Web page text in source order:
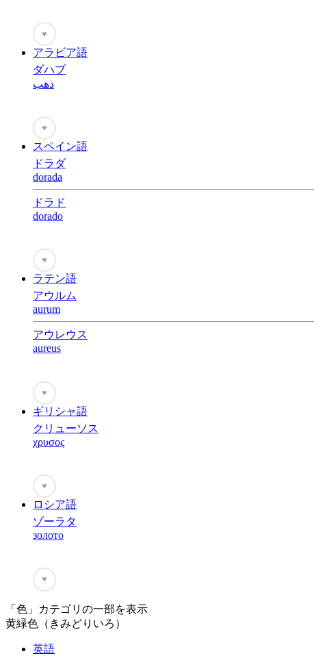
♥
アラビア語
ダハブ
ذهب
♥
スペイン語
ドラダ
dorada
ドラド
dorado
♥
ラテン語
アウルム
aurum
アウレウス
aureus
♥
ギリシャ語
クリューソス
χρυσος
♥
ロシア語
ゾーラタ
золото
♥
「色」カテゴリの一部を表示
黄緑色（きみどりいろ）
英語